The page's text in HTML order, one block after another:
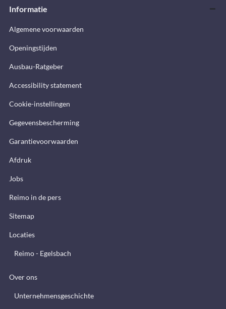
Informatie
Algemene voorwaarden
Openingstijden
Ausbau-Ratgeber
Accessibility statement
Cookie-instellingen
Gegevensbescherming
Garantievoorwaarden
Afdruk
Jobs
Reimo in de pers
Sitemap
Locaties
Reimo - Egelsbach
Over ons
Unternehmensgeschichte